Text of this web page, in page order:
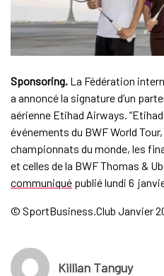
Sponsoring.La Fédération
a annoncé la signature d’un
aérienne Etihad Airways.
événements du BWF World
championnats du monde, les
et celles de la BWF Thomas &
communiquépublié lundi 6
© SportBusiness.Club Janvier
Killian Tanguy